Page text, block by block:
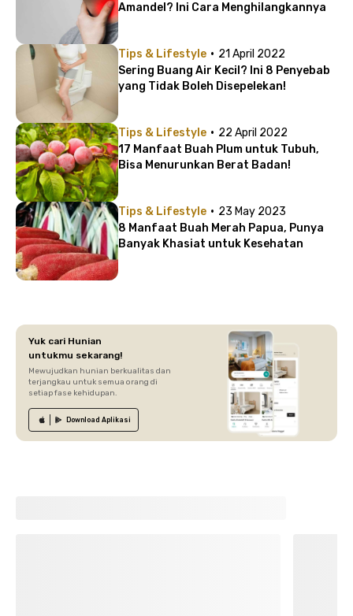
Amandel? Ini Cara Menghilangkannya
Tips & Lifestyle · 21 April 2022
Sering Buang Air Kecil? Ini 8 Penyebab
yang Tidak Boleh Disepelekan!
Tips & Lifestyle · 22 April 2022
17 Manfaat Buah Plum untuk Tubuh,
Bisa Menurunkan Berat Badan!
Tips & Lifestyle · 23 May 2023
8 Manfaat Buah Merah Papua, Punya
Banyak Khasiat untuk Kesehatan
Yuk cari Hunian
untukmu sekarang!
Mewujudkan hunian berkualitas dan
terjangkau untuk semua orang di
setiap fase kehidupan.
Download Aplikasi